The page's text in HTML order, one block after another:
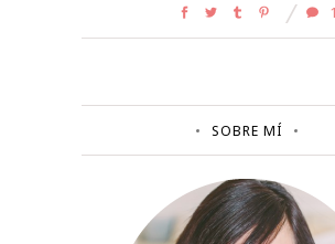
SOBRE MÍ